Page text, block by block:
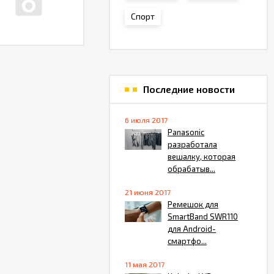
Спорт
Последние новости
6 июля 2017
Panasonic
разработала
вешалку, которая
обрабатыв...
21 июня 2017
Ремешок для
SmartBand SWR110
для Android-
смартфо...
11 мая 2017